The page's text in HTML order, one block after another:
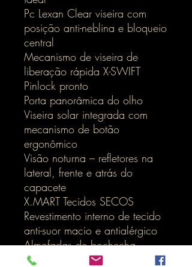
Pc Lexan Clear viseira com
posição anti-neblina e bloqueio
central
Mecanismo de viseira de
liberação rápida X-SWIFT
Pinlock pronto
Porta panorâmica do olho
Viseira solar integrada com
mecanismo de botão
ergonômico
Visão noturna – refletores na
lateral, frente e atrás do
capacete
X.MART Tecidos SECOS
Revestimento interno de tecido
anti-suor macio e antialérgico
Almofadas de bochecha
moldadas em 3D, removíveis e